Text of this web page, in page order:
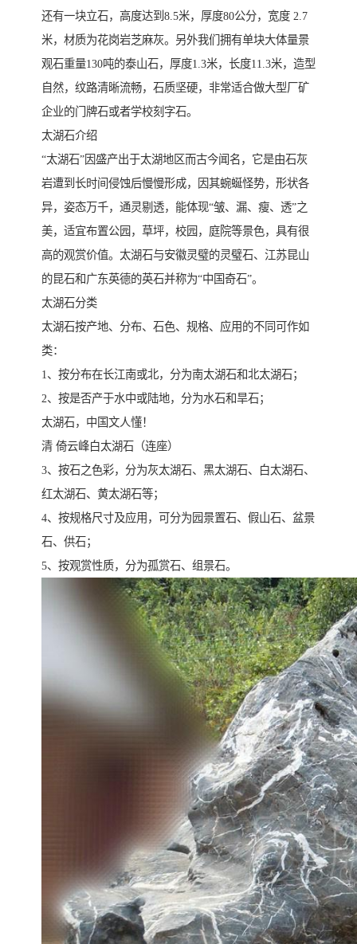
还有一块立石，高度达到8.5米，厚度80公分，宽度 2.7
米，材质为花岗岩芝麻灰。另外我们拥有单块大体量景
观石重量130吨的泰山石，厚度1.3米，长度11.3米，造型
自然，纹路清晰流畅，石质坚硬，非常适合做大型厂矿
企业的门牌石或者学校刻字石。
太湖石介绍
“太湖石”因盛产出于太湖地区而古今闻名，它是由石灰
岩遭到长时间侵蚀后慢慢形成，因其蜿蜒怪势，形状各
异，姿态万千，通灵剔透，能体现“皱、漏、瘦、透”之
美，适宜布置公园，草坪，校园，庭院等景色，具有很
高的观赏价值。太湖石与安徽灵璧的灵璧石、江苏昆山
的昆石和广东英德的英石并称为“中国奇石”。
太湖石分类
太湖石按产地、分布、石色、规格、应用的不同可作如
类：
1、按分布在长江南或北，分为南太湖石和北太湖石；
2、按是否产于水中或陆地，分为水石和旱石；
太湖石，中国文人懂！
清 倚云峰白太湖石（连座）
3、按石之色彩，分为灰太湖石、黑太湖石、白太湖石、
红太湖石、黄太湖石等；
4、按规格尺寸及应用，可分为园景置石、假山石、盆景
石、供石；
5、按观赏性质，分为孤赏石、组景石。